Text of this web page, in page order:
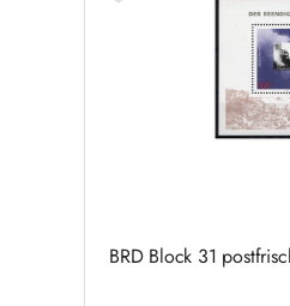
BRD Block 31